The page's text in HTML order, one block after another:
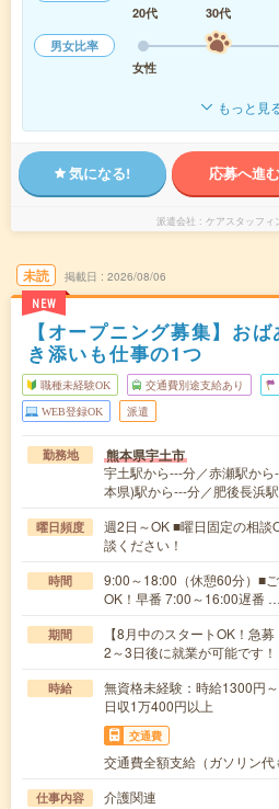
20代
30代
男女比率
女性
もっと見
気になる! 応募へ進む
派遣会社 ケアスタッフィ
未読
NEW
掲載日 2026/08/06
【オープニング募集】お
き添いも仕事の1つ
職種未経験OK 交通費別途支給あり
WEB登録OK 派遣
勤務地 熊本県宇土市
宇土駅から---分／赤瀬駅か
本県)駅から---分／肥後長浜
曜日頻度
週2日～OK ■曜日固定の相談
談ください！
時間
9:00～18:00（休憩60分）■
OK！早番 7:00～16:00遅番 …
期間
【8月中のスタートOK！急
2～3日後に就業が可能です！
時給
無資格未経験：時給1300
日収1万400円以上
交通費
交通費全額支給（ガソリン代
仕事内容
介護関連